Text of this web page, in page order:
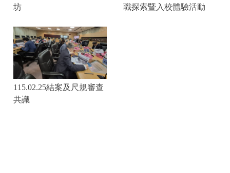
坊
職探索暨入校體驗活動
115.02.25結案及尺規審查
共識